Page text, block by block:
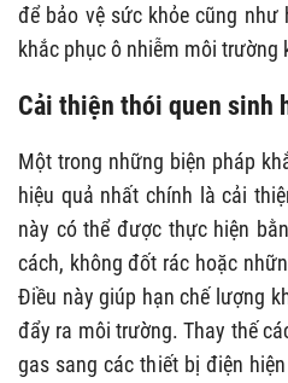
để bảo vệ sức khỏe cũng
khắc phục ô nhiễm môi trường
Cải thiện thói quen sinh
Một trong những biện pháp
hiệu quả nhất chính là cải
này có thể được thực hiện
cách, không đốt rác hoặc
Điều này giúp hạn chế lượng
đẩy ra môi trường. Thay thế
gas sang các thiết bị điện